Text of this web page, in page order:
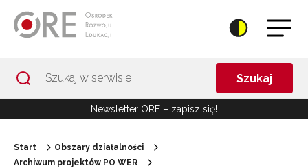
Szukaj
Newsletter ORE – zapisz się!
Start
Obszary działalności
Archiwum projektów PO WER